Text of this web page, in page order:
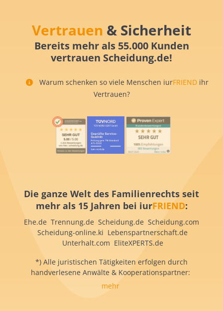
Vertrauen & Sicherheit
Bereits mehr als 55.000 Kunden
vertrauen Scheidung.de!
Warum schenken so viele Menschen iurFRIEND ihr
Vertrauen?
Die ganze Welt des Familienrechts seit
mehr als 15 Jahren bei iurFRIEND:
Ehe.de Trennung.de Scheidung.de Scheidung.com
Scheidung-online.ki Lebenspartnerschaft.de
Unterhalt.com EliteXPERTS.de
*) Alle juristischen Tätigkeiten erfolgen durch
handverlesene Anwälte & Kooperationspartner:
mehr